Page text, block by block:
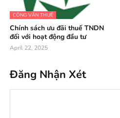
CÔNG VĂN THUẾ
Chính sách ưu đãi thuế TNDN
đối với hoạt động đầu tư
April 22, 2025
Đăng Nhận Xét